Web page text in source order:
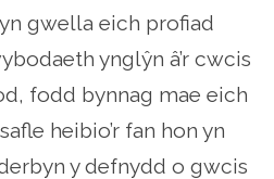
gwella eich profiad
ynglŷn â’r cwcis
fodd bynnag mae eich
heibio’r fan hon yn
y defnydd o gwcis